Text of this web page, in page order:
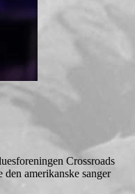
Crossroads
amerikanske sanger